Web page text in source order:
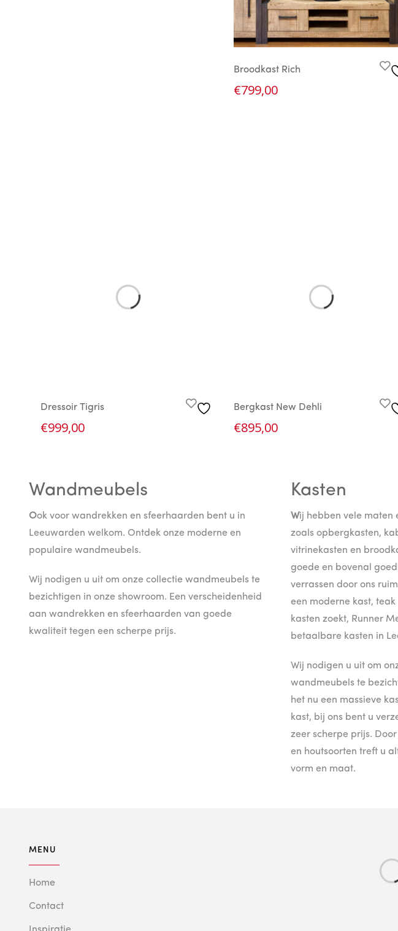
Broodkast Rich
€799,00
Dressoir Tigris
€999,00
Bergkast New Dehli
€895,00
Wandmeubels
Ook voor wandrekken en sfeerhaarden bent u in
Leeuwarden welkom. Ontdek onze moderne en
populaire wandmeubels.
Wij nodigen u uit om onze collectie wandmeubels te
bezichtigen in onze showroom. Een verscheidenheid
aan wandrekken en sfeerhaarden van goede
kwaliteit tegen een scherpe prijs.
Kasten
Wij hebben vele maten
zoals opbergkasten,
vitrinekasten en
goede en bovenal
verrassen door ons
een moderne kast,
kasten zoekt, Runner
betaalbare kasten in
Wij nodigen u uit om
wandmeubels te
het nu een massieve
kast, bij ons bent u
zeer scherpe prijs.
en houtsoorten treft u
vorm en maat.
MENU
Home
Contact